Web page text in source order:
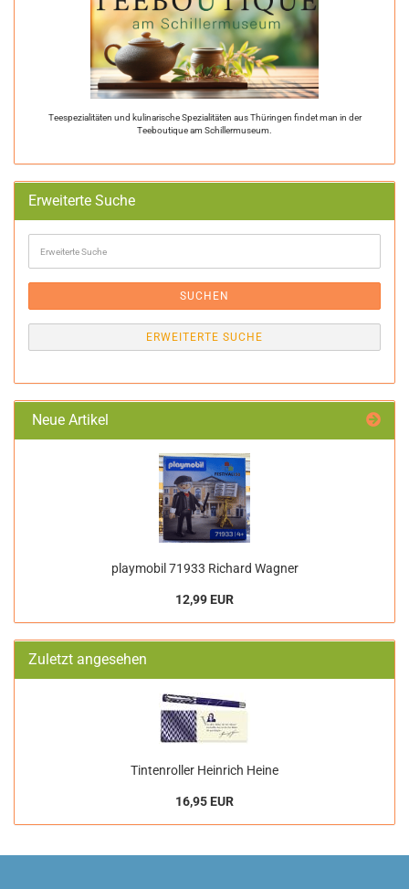
Teespezialitäten und kulinarische Spezialitäten aus Thüringen findet man in der
Teeboutique am Schillermuseum.
Erweiterte Suche
Suche
SUCHEN
ERWEITERTE SUCHE
Neue Artikel
playmobil 71933 Richard Wagner
12,99 EUR
Zuletzt angesehen
Tintenroller Heinrich Heine
16,95 EUR